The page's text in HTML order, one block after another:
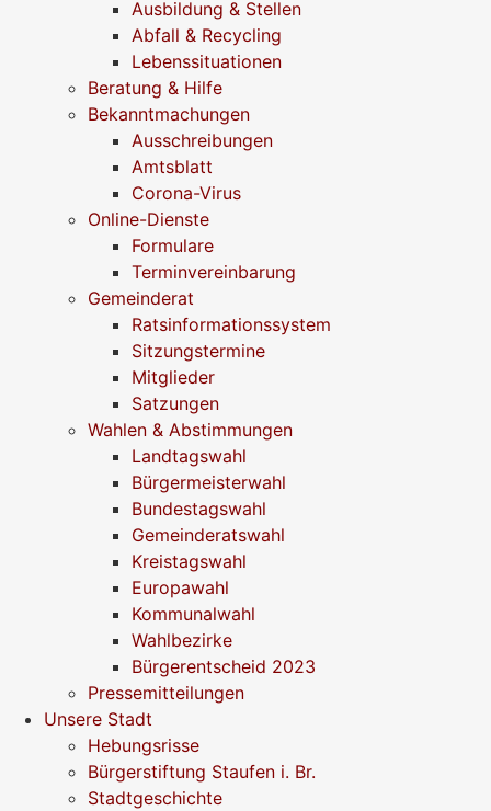
Ausbildung & Stellen
Abfall & Recycling
Lebenssituationen
Beratung & Hilfe
Bekanntmachungen
Ausschreibungen
Amtsblatt
Corona-Virus
Online-Dienste
Formulare
Terminvereinbarung
Gemeinderat
Ratsinformationssystem
Sitzungstermine
Mitglieder
Satzungen
Wahlen & Abstimmungen
Landtagswahl
Bürgermeisterwahl
Bundestagswahl
Gemeinderatswahl
Kreistagswahl
Europawahl
Kommunalwahl
Wahlbezirke
Bürgerentscheid 2023
Pressemitteilungen
Unsere Stadt
Hebungsrisse
Bürgerstiftung Staufen i. Br.
Stadtgeschichte